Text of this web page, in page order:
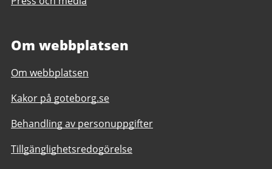
Om webbplatsen
Om webbplatsen
Kakor på goteborg.se
Behandling av personuppgifter
Tillgänglighetsredogörelse